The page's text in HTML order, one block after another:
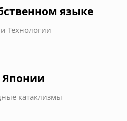
языке
Технологии
Японии
катаклизмы